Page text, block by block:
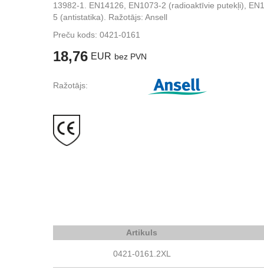
13982-1. EN14126, EN1073-2 (radioaktīvie putekļi),
5 (antistatika). Ražotājs: Ansell
Preču kods: 0421-0161
18,76 EUR bez PVN
Ražotājs:
Artikuls
0421-0161.2XL